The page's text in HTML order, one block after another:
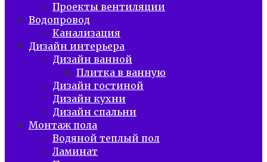
Проекты вентиляции
Водопровод
Канализация
Дизайн интерьера
Дизайн ванной
Плитка в ванную
Дизайн гостиной
Дизайн кухни
Дизайн спальни
Монтаж пола
Водяной теплый пол
Ламинат